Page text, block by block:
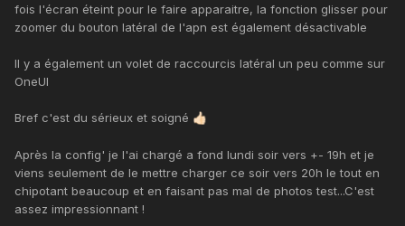
fois l'écran éteint pour le faire apparaitre, la fonction glisser pour
zoomer du bouton latéral de l'apn est également désactivable
Il y a également un volet de raccourcis latéral un peu comme sur
OneUI
Bref c'est du sérieux et soigné 👍🏻
Après la config' je l'ai chargé a fond lundi soir vers +- 19h et je
viens seulement de le mettre charger ce soir vers 20h le tout en
chipotant beaucoup et en faisant pas mal de photos test...C'est
assez impressionnant !